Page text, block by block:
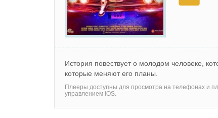
История повествует о молодом человеке,
которые меняют его планы.
Плееры доступны для просмотра на телефонах и
управлением iOS.